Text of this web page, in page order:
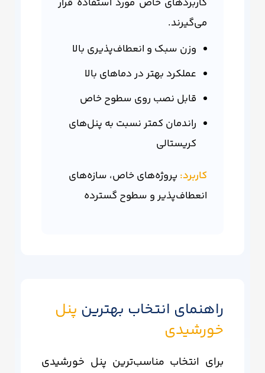
می‌گیرند.
وزن سبک و انعطاف‌پذیری بالا
عملکرد بهتر در دماهای بالا
قابل نصب روی سطوح خاص
راندمان کمتر نسبت به پنل‌های
کریستالی
کاربرد: پروژه‌های خاص، سازه‌های
انعطاف‌پذیر و سطوح گسترده
راهنمای انتخاب بهترین پنل
خورشیدی
برای انتخاب مناسب‌ترین پنل خورشیدی